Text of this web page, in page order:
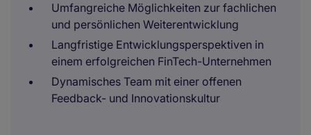
Umfangreiche Möglichkeiten zur fachlichen
und persönlichen Weiterentwicklung
Langfristige Entwicklungsperspektiven in
einem erfolgreichen FinTech-Unternehmen
Dynamisches Team mit einer offenen
Feedback- und Innovationskultur